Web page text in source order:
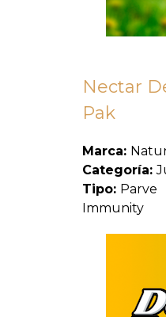
Nectar
Pak
Marca:
Categoría:
Tipo: Parve
Immunity